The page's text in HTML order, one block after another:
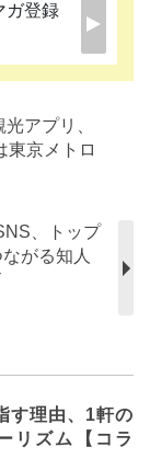
ガ登録
アプリ、
東京メトロ
、トップ
がる知人
す理由、1軒の
リズム【コラ